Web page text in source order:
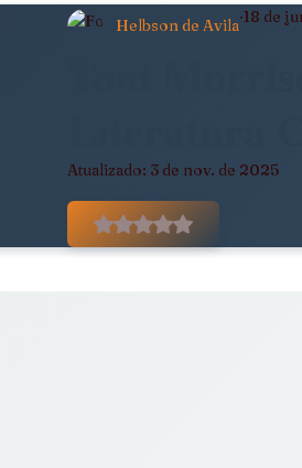
Pedagogia Crítica e Sociedade
Crítica do Tempo Presente
Helbson de Avila 18 de
Atualizado: 3 de nov. de 2025
Avaliado com NaN de